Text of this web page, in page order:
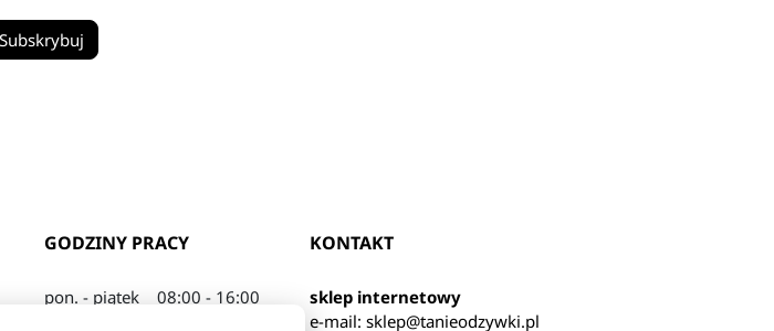
GODZINY PRACY
pon. - piątek
08:00 - 16:00
KONTAKT
sklep internetowy
e-mail: sklep@tanieodzywki.pl